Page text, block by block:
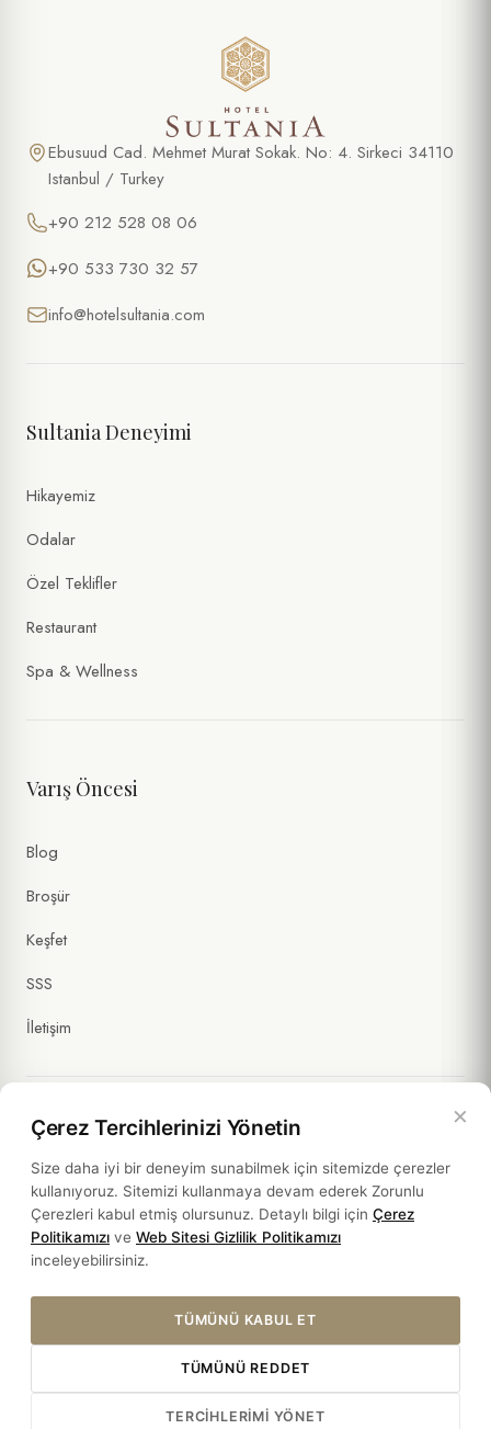
Ebusuud Cad. Mehmet Murat Sokak. No: 4. Sirkeci 34110
Istanbul / Turkey
+90 212 528 08 06
+90 533 730 32 57
info@hotelsultania.com
Sultania Deneyimi
Hikayemiz
Odalar
Özel Teklifler
Restaurant
Spa & Wellness
Varış Öncesi
Blog
Broşür
Keşfet
SSS
İletişim
Yasal Bilgiler
Politikalar
Sürdürülebilirlik
© 2026 HOTEL SULTANIA. ALL RIGHTS RESERVED.
×
Çerez Tercihlerinizi Yönetin
Size daha iyi bir deneyim sunabilmek için sitemizde çerezler
kullanıyoruz. Sitemizi kullanmaya devam ederek Zorunlu
Çerezleri kabul etmiş olursunuz. Detaylı bilgi için Çerez
Politikamızı ve Web Sitesi Gizlilik Politikamızı
inceleyebilirsiniz.
TÜMÜNÜ KABUL ET
TÜMÜNÜ REDDET
TERCIHLERIMI YÖNET